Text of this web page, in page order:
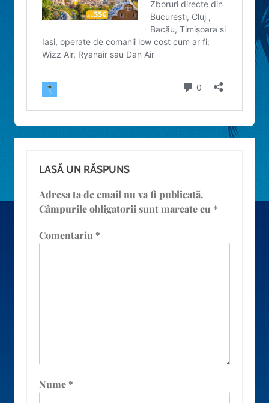
LASĂ UN RĂSPUNS
Adresa ta de email nu va fi publicată.
Câmpurile obligatorii sunt marcate cu *
Comentariu *
Nume *